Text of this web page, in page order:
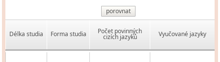
porovnat
Délka studia Forma studia Počet povinných
cizích jazyků Vyučované jazyky